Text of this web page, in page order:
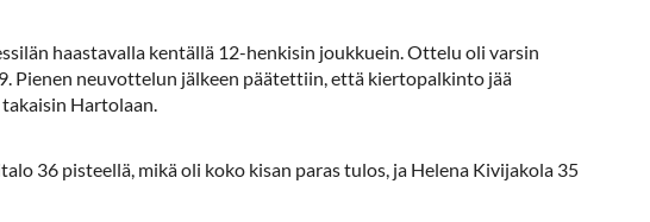
haastavalla kentällä 12-henkisin joukkuein. Ottelu oli varsin
Pienen neuvottelun jälkeen päätettiin, että kiertopalkinto jää
Hartolaan.
36 pisteellä, mikä oli koko kisan paras tulos, ja Helena Kivijakola 35